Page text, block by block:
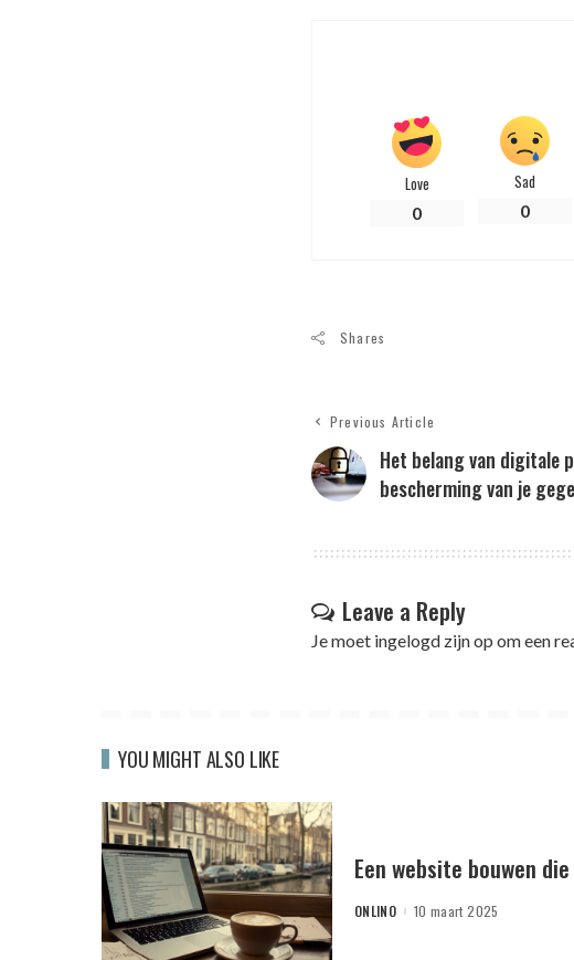
Love
0
Sad
0
Shares
Previous Article
Het belang van digitale
bescherming van je
Leave a Reply
Je moet ingelogd zijn op om een
YOU MIGHT ALSO LIKE
Een website bouwen
POSTED
ONLINO 10 maart 2025